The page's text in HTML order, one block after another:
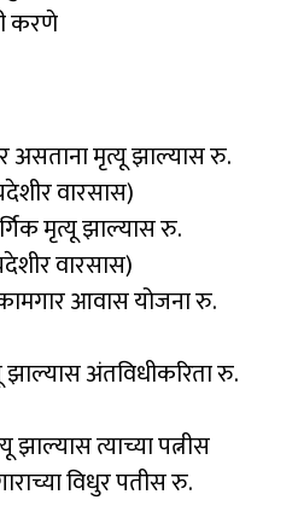
करणे
असताना मृत्यू झाल्यास रु.
वारसास)
मृत्यू झाल्यास रु.
वारसास)
आवास योजना रु.
झाल्यास अंतविधीकरिता रु.
झाल्यास त्याच्या पत्नीस
विधुर पतीस रु.